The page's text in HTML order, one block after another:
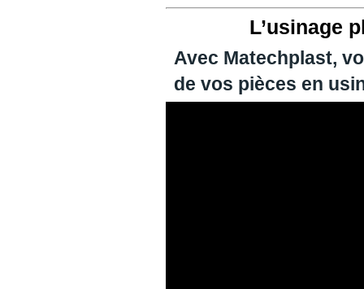
L’usinage
Avec Matechplast,
de vos pièces en